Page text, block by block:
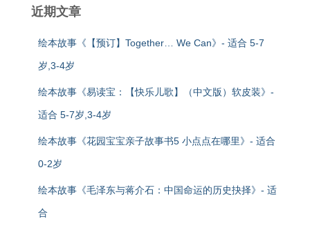
近期文章
绘本故事《【预订】Together… We Can》- 适合 5-7
岁,3-4岁
绘本故事《易读宝：【快乐儿歌】（中文版）软皮装》-
适合 5-7岁,3-4岁
绘本故事《花园宝宝亲子故事书5 小点点在哪里》- 适合
0-2岁
绘本故事《毛泽东与蒋介石：中国命运的历史抉择》- 适
合